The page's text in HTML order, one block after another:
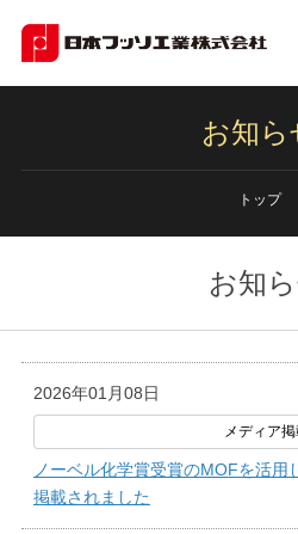
お知ら
トップ
お知
2026年01月08日
ノーベル化学賞受賞のMOFを活用
掲載されました